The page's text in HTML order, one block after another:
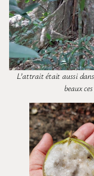
L’attrait était aussi
beaux